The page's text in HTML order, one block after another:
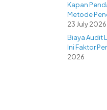
Kapan
Metode
23 July 2026
Biaya Audit
Ini Faktor
2026